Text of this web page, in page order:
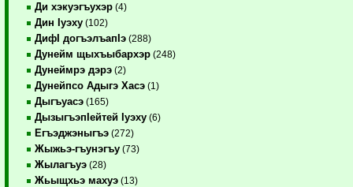
Ди хэкуэгъухэр (4)
Дин Iуэху (102)
ДифI догъэлъапIэ (288)
Дунейм щыхъыбархэр (248)
Дунеймрэ дэрэ (2)
Дунейпсо Адыгэ Хасэ (1)
Дыгъуасэ (165)
ДызыгъэпIейтей Iуэху (6)
Егъэджэныгъэ (272)
Жыжьэ-гъунэгъу (73)
Жылагъуэ (28)
Жьыщхьэ махуэ (13)